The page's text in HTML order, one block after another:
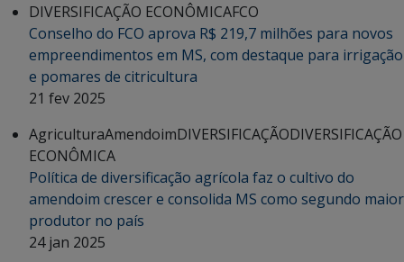
DIVERSIFICAÇÃO ECONÔMICAFCO
Conselho do FCO aprova R$ 219,7 milhões para novos
empreendimentos em MS, com destaque para irrigação
e pomares de citricultura
21 fev 2025
AgriculturaAmendoimDIVERSIFICAÇÃODIVERSIFICAÇÃO
ECONÔMICA
Política de diversificação agrícola faz o cultivo do
amendoim crescer e consolida MS como segundo maior
produtor no país
24 jan 2025